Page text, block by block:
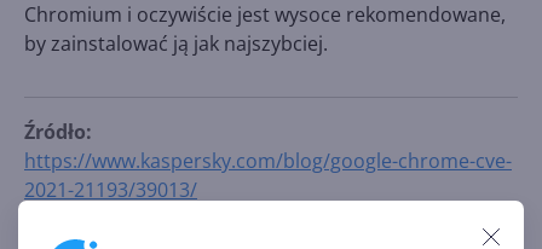
Chromium i oczywiście jest wysoce rekomendowane,
by zainstalować ją jak najszybciej.
Źródło:
https://www.kaspersky.com/blog/google-chrome-cve-
2021-21193/39013/